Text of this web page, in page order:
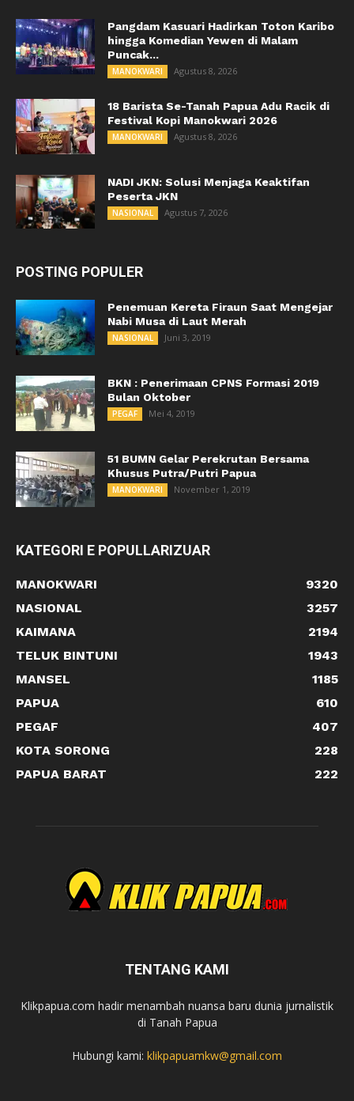
Pangdam Kasuari Hadirkan Toton Karibo
hingga Komedian Yewen di Malam
Puncak...
MANOKWARI Agustus 8, 2026
18 Barista Se-Tanah Papua Adu Racik di
Festival Kopi Manokwari 2026
MANOKWARI Agustus 8, 2026
NADI JKN: Solusi Menjaga Keaktifan
Peserta JKN
NASIONAL Agustus 7, 2026
POSTING POPULER
Penemuan Kereta Firaun Saat Mengejar
Nabi Musa di Laut Merah
NASIONAL Juni 3, 2019
BKN : Penerimaan CPNS Formasi 2019
Bulan Oktober
PEGAF Mei 4, 2019
51 BUMN Gelar Perekrutan Bersama
Khusus Putra/Putri Papua
MANOKWARI November 1, 2019
KATEGORI E POPULLARIZUAR
MANOKWARI
9320
NASIONAL
3257
KAIMANA
2194
TELUK BINTUNI
1943
MANSEL
1185
PAPUA
610
PEGAF
407
KOTA SORONG
228
PAPUA BARAT
222
TENTANG KAMI
Klikpapua.com hadir menambah nuansa baru dunia jurnalistik
di Tanah Papua
Hubungi kami: klikpapuamkw@gmail.com